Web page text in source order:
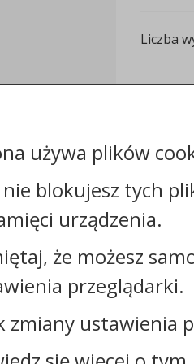
Liczba
tel.:
faks:
e-mail:
skrytka
strona
używa plików
nie blokujesz tych
urządzenia.
że możesz
przeglądarki.
zmiany ustawienia